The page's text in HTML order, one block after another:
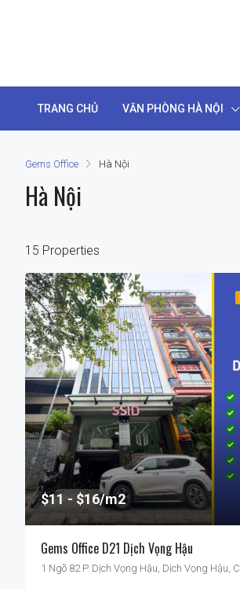
TRANG CHỦ VĂN PHÒNG HÀ NỘI
Gems Office Hà Nội
Hà Nội
15 Properties
$11 $16/m2
Gems Office D21 Dịch Vọng Hậu